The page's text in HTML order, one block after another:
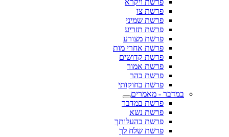
פרשת ויקרא
פרשת צו
פרשת שמיני
פרשת תזריע
פרשת מצורע
פרשת אחרי מות
פרשת קדושים
פרשת אמור
פרשת בהר
פרשת בחוקותי
במדבר - מאמרים
פרשת במדבר
פרשת נשא
פרשת בהעלותך
פרשת שלח לך